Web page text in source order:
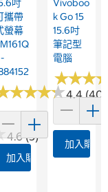
4.6 (5)
吋
攜帶
螢幕
★★★★
★★★★4.4 (40)
加入購物車
Vivoboo
K Go 15
15.6吋
筆記型
電腦
★★★
★★★
加入購物